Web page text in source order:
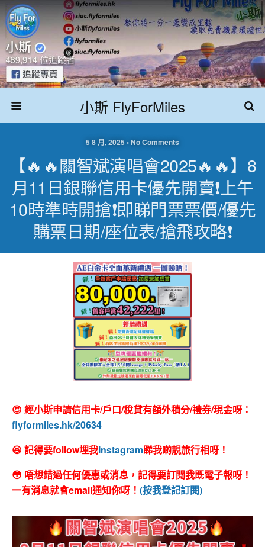
小斯 FlyForMiles
5 8 月, 2025 • No Comments
【🔥🔥關智斌演唱會2025🔥🔥】8
月11日銀聯信用卡優先開賣❗上午
10時準時開搶❗即睇門票票價/優先
購票日期/座位表/搶飛攻略❗
😍 經小斯申請信用卡/戶口/稅貸有額外積分/禮券/現金呀：
flyformiles.hk/20634
😆 記得要follow埋我Instagram睇我啲靚旅行相呀！
😳 唔想錯過任何優惠或消息，記得要訂閱我既電子報呀！
一有消息就會email通知你呀！ (按我登記訂閱)